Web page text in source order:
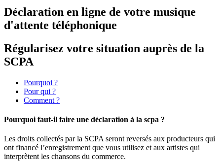
Déclaration en ligne de votre musique
d'attente téléphonique
Régularisez votre situation auprès de la
SCPA
Pourquoi ?
Pour qui ?
Comment ?
Pourquoi faut-il faire une déclaration à la scpa ?
Les droits collectés par la SCPA seront reversés aux producteurs qui
ont financé l’enregistrement que vous utilisez et aux artistes qui
interprètent les chansons du commerce.